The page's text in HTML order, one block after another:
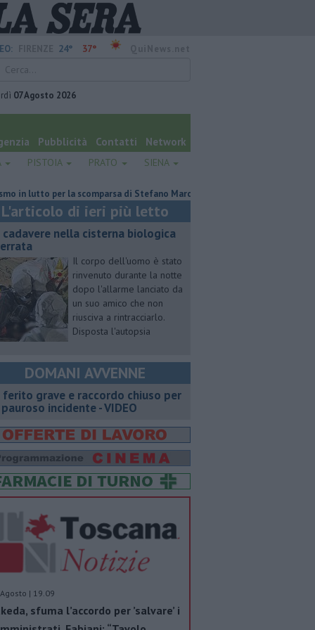
24° 37°
07 Agosto 2026
Pubblicità Contatti Network
PISTOIA PRATO SIENA
per la scomparsa di Stefano Marcelli Contagiata da legionella,
L'articolo di ieri più letto
cadavere nella cisterna biologica
Il corpo dell'uomo è stato
rinvenuto durante la notte
dopo l'allarme lanciato da
un suo amico che non
riusciva a rintracciarlo.
Disposta l'autopsia
DOMANI AVVENNE
ferito grave e raccordo chiuso per
incidente - VIDEO
| 19.09
sfuma l’accordo per ’salvare’ i